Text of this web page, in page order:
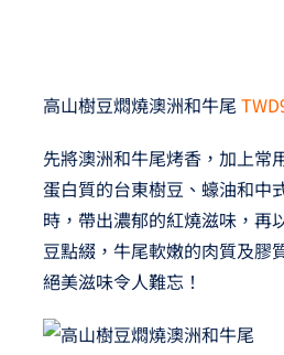
高山樹豆燜燒澳洲和牛尾
先將澳洲和牛尾烤香，加上常
蛋白質的台東樹豆、蠔油和中
時，帶出濃郁的紅燒滋味，再
豆點綴，牛尾軟嫩的肉質及膠
絕美滋味令人難忘！